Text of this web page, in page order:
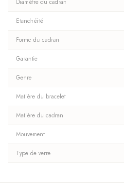
Diamètre du cadran
Etanchéité
Forme du cadran
Garantie
Genre
Matière du bracelet
Matière du cadran
Mouvement
Type de verre